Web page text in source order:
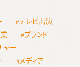
テレビ出演
ブランド
ャー
メディア